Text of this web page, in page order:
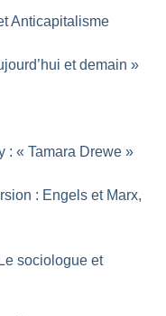
Anticapitalisme
et demain »
: « Tamara Drewe »
: Engels et Marx,
Le sociologue et